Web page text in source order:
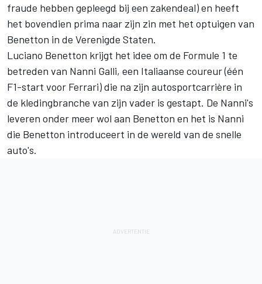
fraude hebben gepleegd bij een zakendeal) en heeft
het bovendien prima naar zijn zin met het optuigen van
Benetton in de Verenigde Staten.
Luciano Benetton krijgt het idee om de Formule 1 te
betreden van Nanni Galli, een Italiaanse coureur (één
F1-start voor Ferrari) die na zijn autosportcarrière in
de kledingbranche van zijn vader is gestapt. De Nanni's
leveren onder meer wol aan Benetton en het is Nanni
die Benetton introduceert in de wereld van de snelle
auto's.